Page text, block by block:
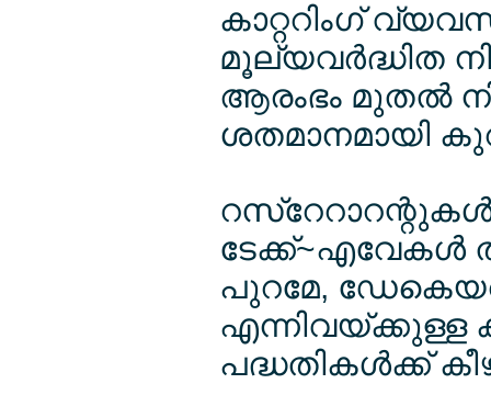
കാറ്ററിംഗ്
മൂല്യവര്‍ദ്ധിത
ആരംഭം മുതല്‍
ശതമാനമായി
ടേക്ക്~എവേകള്‍
പുറമേ,
എന്നിവയ്ക്കുള്ള
പദ്ധതികള്‍ക്ക്